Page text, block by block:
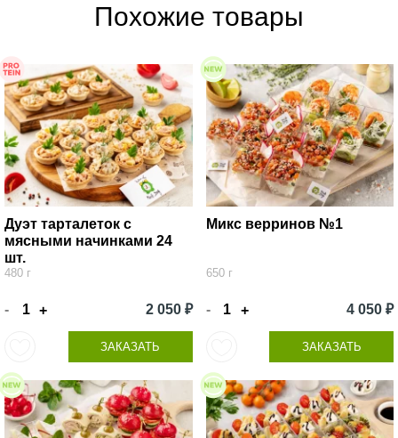
Похожие товары
Дуэт тарталеток с
мясными начинками 24
шт.
480 г
- + 2 050 ₽
ЗАКАЗАТЬ
Микс верринов №1
650 г
- + 4 050 ₽
ЗАКАЗАТЬ